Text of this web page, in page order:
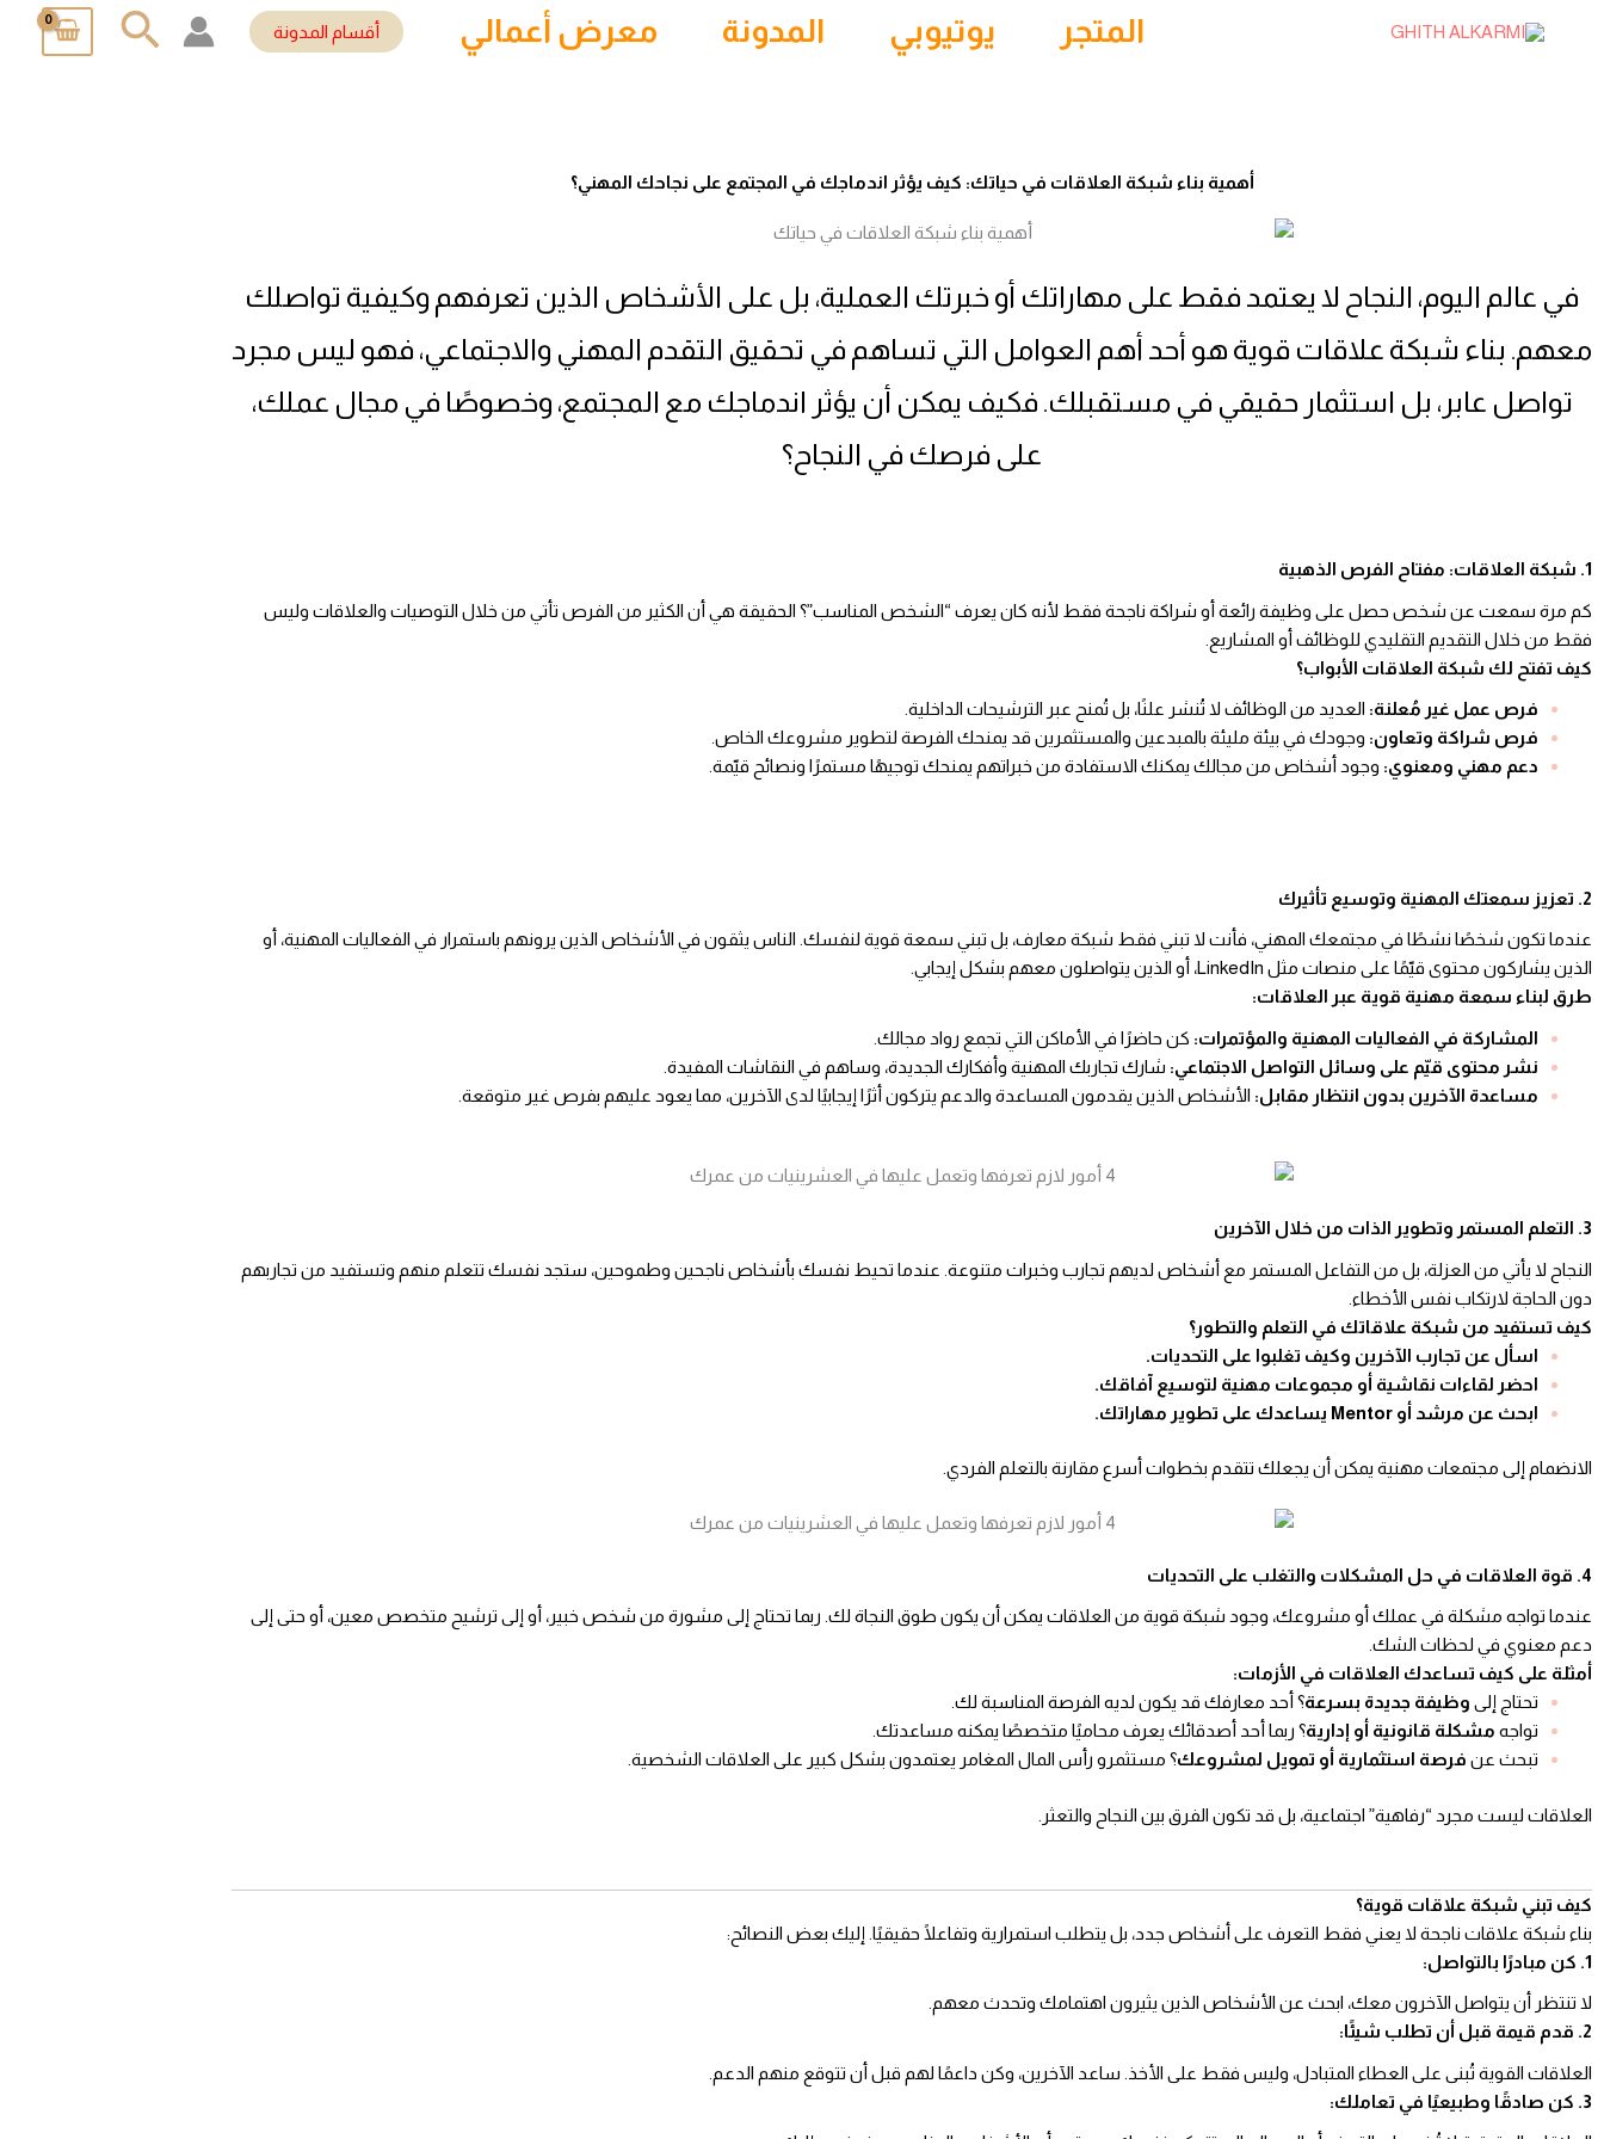
المتجر يوتيوبي المدونة معرض أعمالي أقسام المدونة البحث
أهمية بناء شبكة العلاقات في حياتك: كيف يؤثر اندماجك في المجتمع على نجاحك المهني؟
في عالم اليوم، النجاح لا يعتمد فقط على مهاراتك أو خبرتك العملية، بل على الأشخاص الذين تعرفهم وكيفية تواصلك
معهم. بناء شبكة علاقات قوية هو أحد أهم العوامل التي تساهم في تحقيق التقدم المهني والاجتماعي، فهو ليس مجرد
تواصل عابر، بل استثمار حقيقي في مستقبلك. فكيف يمكن أن يؤثر اندماجك مع المجتمع، وخصوصًا في مجال عملك،
على فرصك في النجاح؟
1. شبكة العلاقات: مفتاح الفرص الذهبية
كم مرة سمعت عن شخص حصل على وظيفة رائعة أو شراكة ناجحة فقط لأنه كان يعرف “الشخص المناسب”؟ الحقيقة هي أن الكثير من الفرص تأتي من خلال التوصيات والعلاقات وليس
فقط من خلال التقديم التقليدي للوظائف أو المشاريع.
كيف تفتح لك شبكة العلاقات الأبواب؟
فرص عمل غير مُعلنة: العديد من الوظائف لا تُنشر علنًا، بل تُمنح عبر الترشيحات الداخلية.
فرص شراكة وتعاون: وجودك في بيئة مليئة بالمبدعين والمستثمرين قد يمنحك الفرصة لتطوير مشروعك الخاص.
دعم مهني ومعنوي: وجود أشخاص من مجالك يمكنك الاستفادة من خبراتهم يمنحك توجيهًا مستمرًا ونصائح قيّمة.
2. تعزيز سمعتك المهنية وتوسيع تأثيرك
عندما تكون شخصًا نشطًا في مجتمعك المهني، فأنت لا تبني فقط شبكة معارف، بل تبني سمعة قوية لنفسك. الناس يثقون في الأشخاص الذين يرونهم باستمرار في الفعاليات المهنية، أو
الذين يشاركون محتوى قيّمًا على منصات مثل LinkedIn، أو الذين يتواصلون معهم بشكل إيجابي.
طرق لبناء سمعة مهنية قوية عبر العلاقات:
المشاركة في الفعاليات المهنية والمؤتمرات: كن حاضرًا في الأماكن التي تجمع رواد مجالك.
نشر محتوى قيّم على وسائل التواصل الاجتماعي: شارك تجاربك المهنية وأفكارك الجديدة، وساهم في النقاشات المفيدة.
مساعدة الآخرين بدون انتظار مقابل: الأشخاص الذين يقدمون المساعدة والدعم يتركون أثرًا إيجابيًا لدى الآخرين، مما يعود عليهم بفرص غير متوقعة.
3. التعلم المستمر وتطوير الذات من خلال الآخرين
النجاح لا يأتي من العزلة، بل من التفاعل المستمر مع أشخاص لديهم تجارب وخبرات متنوعة. عندما تحيط نفسك بأشخاص ناجحين وطموحين، ستجد نفسك تتعلم منهم وتستفيد من تجاربهم
دون الحاجة لارتكاب نفس الأخطاء.
كيف تستفيد من شبكة علاقاتك في التعلم والتطور؟
اسأل عن تجارب الآخرين وكيف تغلبوا على التحديات.
احضر لقاءات نقاشية أو مجموعات مهنية لتوسيع آفاقك.
ابحث عن مرشد أو Mentor يساعدك على تطوير مهاراتك.
الانضمام إلى مجتمعات مهنية يمكن أن يجعلك تتقدم بخطوات أسرع مقارنة بالتعلم الفردي.
4. قوة العلاقات في حل المشكلات والتغلب على التحديات
عندما تواجه مشكلة في عملك أو مشروعك، وجود شبكة قوية من العلاقات يمكن أن يكون طوق النجاة لك. ربما تحتاج إلى مشورة من شخص خبير، أو إلى ترشيح متخصص معين، أو حتى إلى
دعم معنوي في لحظات الشك.
أمثلة على كيف تساعدك العلاقات في الأزمات:
تحتاج إلى وظيفة جديدة بسرعة؟ أحد معارفك قد يكون لديه الفرصة المناسبة لك.
تواجه مشكلة قانونية أو إدارية؟ ربما أحد أصدقائك يعرف محاميًا متخصصًا يمكنه مساعدتك.
تبحث عن فرصة استثمارية أو تمويل لمشروعك؟ مستثمرو رأس المال المغامر يعتمدون بشكل كبير على العلاقات الشخصية.
العلاقات ليست مجرد “رفاهية” اجتماعية، بل قد تكون الفرق بين النجاح والتعثر.
كيف تبني شبكة علاقات قوية؟
بناء شبكة علاقات ناجحة لا يعني فقط التعرف على أشخاص جدد، بل يتطلب استمرارية وتفاعلًا حقيقيًا. إليك بعض النصائح:
1. كن مبادرًا بالتواصل:
لا تنتظر أن يتواصل الآخرون معك، ابحث عن الأشخاص الذين يثيرون اهتمامك وتحدث معهم.
2. قدم قيمة قبل أن تطلب شيئًا:
العلاقات القوية تُبنى على العطاء المتبادل، وليس فقط على الأخذ. ساعد الآخرين، وكن داعمًا لهم قبل أن تتوقع منهم الدعم.
3. كن صادقًا وطبيعيًا في تعاملك: